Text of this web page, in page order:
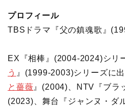
プロフィール
TBSドラマ『父の鎮魂歌』
EX『相棒』(2004-2024)シリ
う 』(1999-2003)シリーズに
と薔薇 』(2004)、NTV『ブラ
(2023)、舞台『ジャンヌ・ダ